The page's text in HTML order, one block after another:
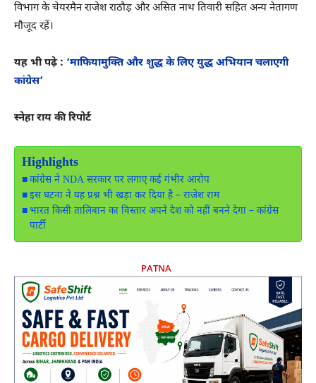
विभाग के चेयरमैन राजेश राठौड़ और असित नाथ तिवारी सहित अन्य नेतागण
मौजूद रहें।
यह भी पढ़े : ‘माफियामुक्ति और शुद्ध के लिए युद्ध अभियान चलाएगी
कांग्रेस’
स्नेहा राय की रिपोर्ट
Highlights
कांग्रेस ने NDA सरकार पर लगाए कई गंभीर आरोप
इस घटना ने यह प्रश्न भी खड़ा कर दिया है – राजेश राम
भारत किसी तालिबान का विस्तार अपने देश को नहीं बनने देगा – कांग्रेस
पार्टी
PATNA